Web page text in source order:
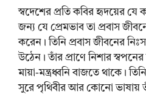
স্বদেশের প্রতি কবির হৃদয়ের যে
জন্য যে প্রেমভাব তা প্রবাস
করেন। তিনি প্রবাস জীবনের
উঠেন। তাঁর প্রাণে নিশার
মায়া-মন্ত্রধ্বনি বাজতে থাকে।
সুরে পৃথিবীর আর কোনো